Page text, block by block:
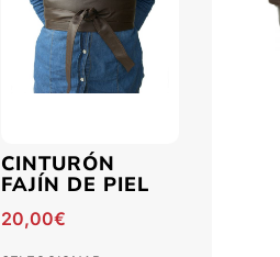
CINTURÓN
FAJÍN DE PIEL
20,00€